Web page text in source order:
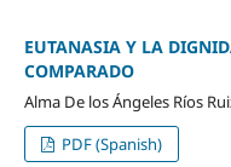
EUTANASIA Y LA
COMPARADO
Alma De los Ángeles Ríos
PDF (Spanish)